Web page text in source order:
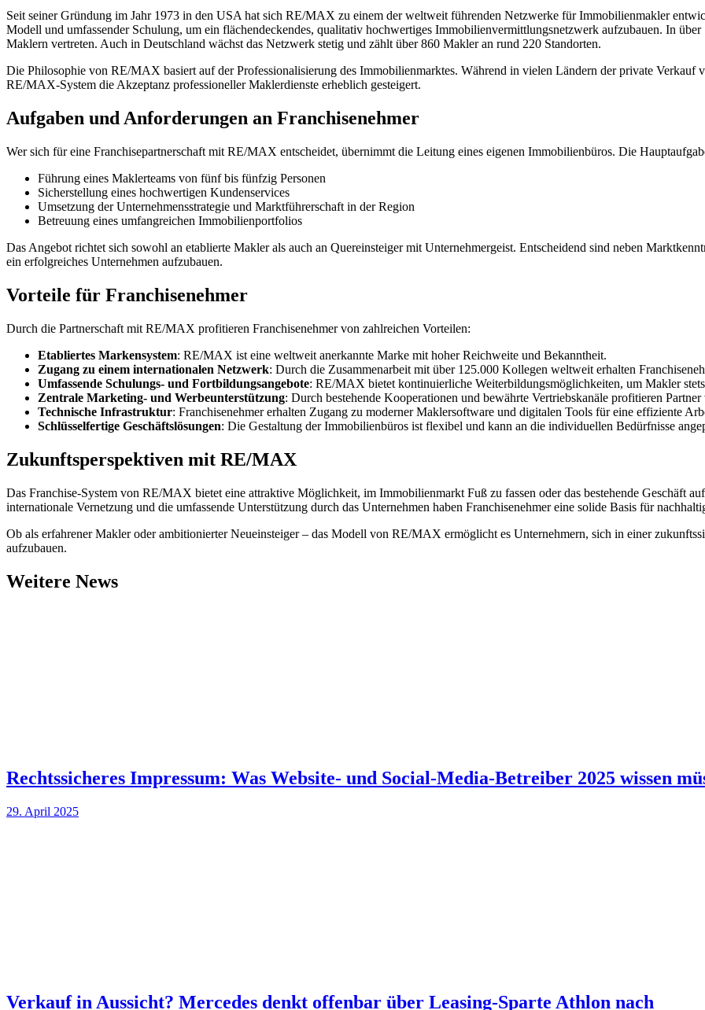
Seit seiner Gründung im Jahr 1973 in den USA hat sich RE/MAX zu einem der weltweit führenden Netzwerke für Immobilienmakler
Modell und umfassender Schulung, um ein flächendeckendes, qualitativ hochwertiges Immobilienvermittlungsnetzwerk aufzubauen. In
Maklern vertreten. Auch in Deutschland wächst das Netzwerk stetig und zählt über 860 Makler an rund 220 Standorten.
Die Philosophie von RE/MAX basiert auf der Professionalisierung des Immobilienmarktes. Während in vielen Ländern der private Verkauf
RE/MAX-System die Akzeptanz professioneller Maklerdienste erheblich gesteigert.
Aufgaben und Anforderungen an Franchisenehmer
Wer sich für eine Franchisepartnerschaft mit RE/MAX entscheidet, übernimmt die Leitung eines eigenen Immobilienbüros. Die
Führung eines Maklerteams von fünf bis fünfzig Personen
Sicherstellung eines hochwertigen Kundenservices
Umsetzung der Unternehmensstrategie und Marktführerschaft in der Region
Betreuung eines umfangreichen Immobilienportfolios
Das Angebot richtet sich sowohl an etablierte Makler als auch an Quereinsteiger mit Unternehmergeist. Entscheidend sind neben
ein erfolgreiches Unternehmen aufzubauen.
Vorteile für Franchisenehmer
Durch die Partnerschaft mit RE/MAX profitieren Franchisenehmer von zahlreichen Vorteilen:
Etabliertes Markensystem: RE/MAX ist eine weltweit anerkannte Marke mit hoher Reichweite und Bekanntheit.
Zugang zu einem internationalen Netzwerk: Durch die Zusammenarbeit mit über 125.000 Kollegen weltweit erhalten
Umfassende Schulungs- und Fortbildungsangebote: RE/MAX bietet kontinuierliche Weiterbildungsmöglichkeiten, um Makler
Zentrale Marketing- und Werbeunterstützung: Durch bestehende Kooperationen und bewährte Vertriebskanäle profitieren
Technische Infrastruktur: Franchisenehmer erhalten Zugang zu moderner Maklersoftware und digitalen Tools für eine effiziente
Schlüsselfertige Geschäftslösungen: Die Gestaltung der Immobilienbüros ist flexibel und kann an die individuellen Bedürfnisse
Zukunftsperspektiven mit RE/MAX
Das Franchise-System von RE/MAX bietet eine attraktive Möglichkeit, im Immobilienmarkt Fuß zu fassen oder das bestehende Geschäft
internationale Vernetzung und die umfassende Unterstützung durch das Unternehmen haben Franchisenehmer eine solide Basis für
Ob als erfahrener Makler oder ambitionierter Neueinsteiger – das Modell von RE/MAX ermöglicht es Unternehmern, sich in einer
aufzubauen.
Weitere News
Rechtssicheres Impressum: Was Website- und Social-Media-Betreiber 2025 wissen
29. April 2025
Verkauf in Aussicht? Mercedes denkt offenbar über Leasing-Sparte Athlon nach